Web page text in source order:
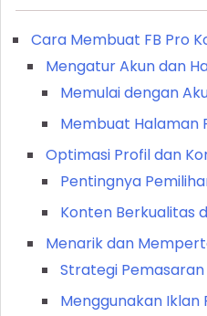
Cara Membuat FB Pro
Mengatur Akun dan
Memulai dengan
Membuat Halaman
Optimasi Profil dan
Pentingnya
Konten Berkualitas
Menarik dan
Strategi
Menggunakan Iklan